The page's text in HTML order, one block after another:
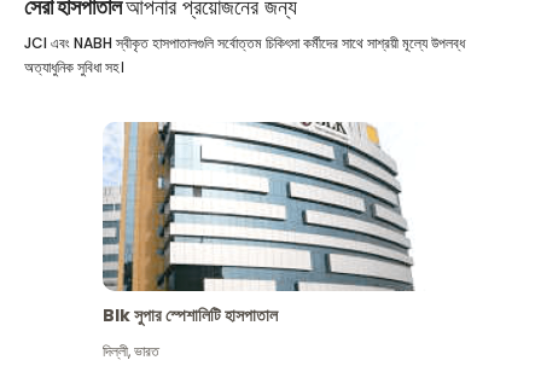
সেরা হাসপাতালআপনার প্রয়োজনের জন্য
JCI এবং NABH স্বীকৃত হাসপাতালগুলি সর্বোত্তম চিকিৎসা কর্মীদের সাথে সাশ্রয়ী মূল্যে উপলব্ধ
অত্যাধুনিক সুবিধা সহ।
Blk সুপার স্পেশালিটি হাসপাতাল
দিল্লী,ভারত